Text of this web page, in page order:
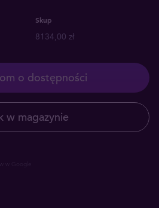
Skup
8134,00 zł
o dostępności
w magazynie